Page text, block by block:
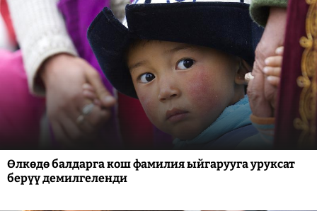
Өлкөдө балдарга кош фамилия ыйгарууга уруксат
берүү демилгеленди